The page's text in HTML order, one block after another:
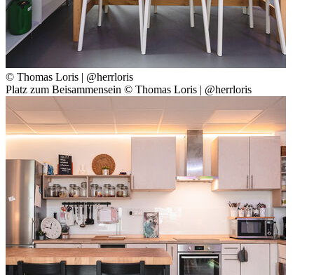
© Thomas Loris | @herrloris
Platz zum Beisammensein © Thomas Loris | @herrloris